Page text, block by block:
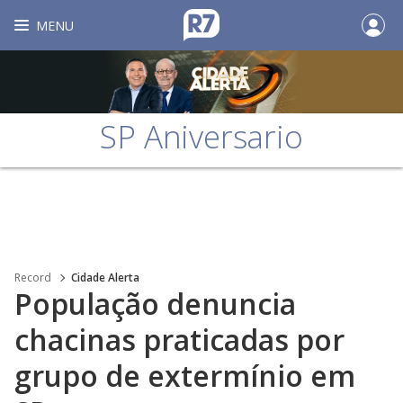
MENU
SP Aniversario
Record Cidade Alerta
População denuncia
chacinas praticadas por
grupo de extermínio em